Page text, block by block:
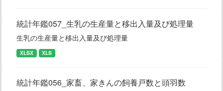
統計年鑑057_生乳の生産量と移出入量及び処理量
生乳の生産量と移出入量及び処理量
XLSX XLS
統計年鑑056_家畜、家きんの飼養戸数と頭羽数